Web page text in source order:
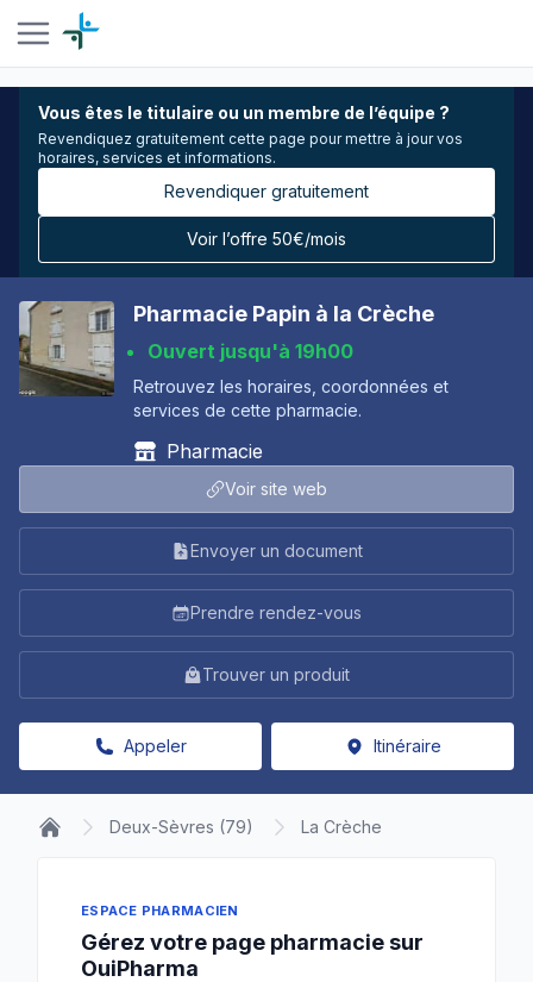
Vous êtes le titulaire ou un membre de l’équipe ?
Revendiquez gratuitement cette page pour mettre à jour vos
horaires, services et informations.
Revendiquer gratuitement
Voir l’offre 50€/mois
Pharmacie Papin à la Crèche
Ouvert jusqu'à 19h00
Retrouvez les horaires, coordonnées et
services de cette pharmacie.
Pharmacie
Voir site web
Envoyer un document
Prendre rendez-vous
Trouver un produit
Appeler Itinéraire
Deux-Sèvres (79) La Crèche
ESPACE PHARMACIEN
Gérez votre page pharmacie sur
OuiPharma